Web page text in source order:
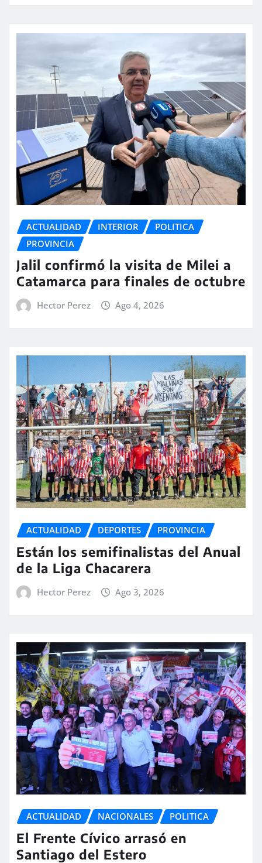
ACTUALIDAD INTERIOR
POLITICA
PROVINCIA
Jalil confirmó la visita de Milei a
Catamarca para finales de octubre
Hector Perez Ago 4, 2026
ACTUALIDAD DEPORTES PROVINCIA
Están los semifinalistas del Anual
de la Liga Chacarera
Hector Perez Ago 3, 2026
ACTUALIDAD NACIONALES POLITICA
El Frente Cívico arrasó en
Santiago del Estero